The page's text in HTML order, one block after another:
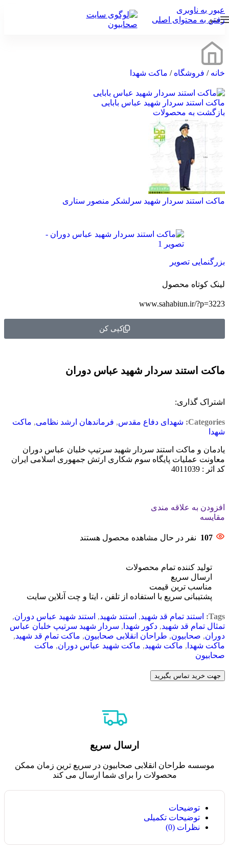
عبور به ناوبری
رفتن به محتوای اصلی
منو
خانه/ فروشگاه/ ماکت شهدا
ماکت استند سردار شهید عباس بابایی
بازگشت به محصولات
ماکت استند سردار شهید سرلشکر منصور ستاری
بزرگنمایی تصویر
لینک کوتاه محصول
www.sahabiun.ir/?p=3223
کپی کن
ماکت استند سردار شهید عباس دوران
اشتراک گذاری:
Categories: شهدای دفاع مقدس, فرماندهان ارشد نظامی, ماکت
شهدا
یادمان و ماکت استند سردار شهید سرتیپ خلبان عباس دوران
معاونت عملیات پایگاه سوم شکاری ارتش جمهوری اسلامی ایران
کد اثر : 4011039
افزودن به علاقه مندی
مقایسه
107 نفر در حال مشاهده محصول هستند
تولید کننده تمام محصولات
ارسال سریع
مناسب ترین قیمت
پشتیبانی سریع با استفاده از تلفن ، ایتا و چت آنلاین سایت
Tags: استند تمام قد شهید, استند شهید, استند شهید عباس دوران,
تمثال تمام قد شهید, دکور شهدا , سردار شهید سرتیپ خلبان عباس
دوران, صحابیون, طراحان انقلابی صحابیون, ماکت تمام قد شهید,
ماکت شهدا , ماکت شهید, ماکت شهید عباس دوران, ماکت
صحابیون
جهت خرید تماس بگیرید
ارسال سریع
موسسه طراحان انقلابی صحابیون در سریع ترین زمان ممکن
محصولات را برای شما ارسال می کند
توضیحات
توضیحات تکمیلی
نظرات (0)